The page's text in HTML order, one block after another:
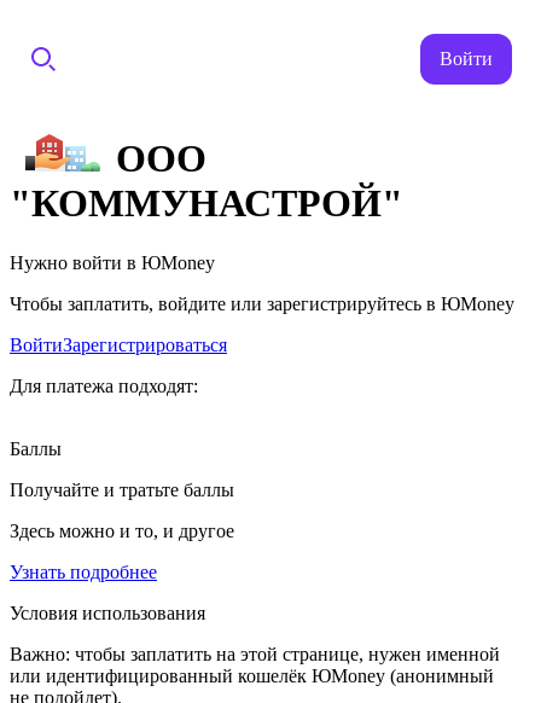
Войти
ООО
"КОММУНАСТРОЙ"
Нужно войти в ЮMoney
Чтобы заплатить, войдите или зарегистрируйтесь в ЮMoney
ВойтиЗарегистрироваться
Для платежа подходят:
Баллы
Получайте и тратьте баллы
Здесь можно и то, и другое
Узнать подробнее
Условия использования
Важно: чтобы заплатить на этой странице, нужен именной
или идентифицированный кошелёк ЮMoney (анонимный
не подойдет).